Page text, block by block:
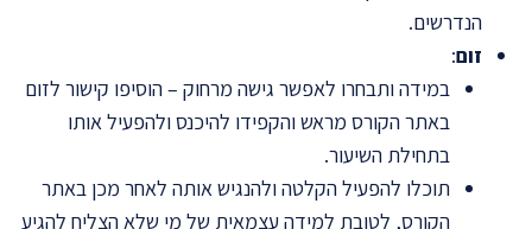
הנדרשים.
זום:
במידה ותבחרו לאפשר גישה מרחוק – הוסיפו קישור לזום
באתר הקורס מראש והקפידו להיכנס ולהפעיל אותו
בתחילת השיעור.
תוכלו להפעיל הקלטה ולהנגיש אותה לאחר מכן באתר
הקורס, לטובת למידה עצמאית של מי שלא הצליח להגיע